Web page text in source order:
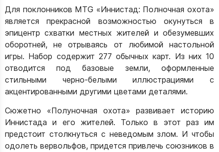
Для поклонников MTG «Иннистад: Полночная охота»
является прекрасной возможностью окунуться в
эпицентр схватки местных жителей и обезумевших
оборотней, не отрываясь от любимой настольной
игры. Набор содержит 277 обычных карт. Из них 10
отводится под базовые земли, оформленные
стильными черно-белыми иллюстрациями с
акцентированными другими цветами деталями.
Сюжетно «Полуночная охота» развивает историю
Иннистада и его жителей. Только в этот раз им
предстоит столкнуться с неведомым злом. И чтобы
одолеть вервольфов, придется привлечь союзников в